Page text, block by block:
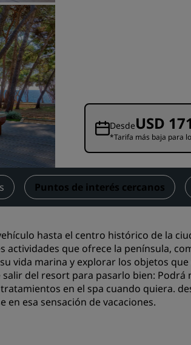
de reuniones
eventos
Hotels
Hoteles
Visita
Cómo
Cómo
Bookers
DesdeUSD
*Tarifa más baja para
Puntos de interés cercanos
hasta el centro histórico de la
que ofrece la península,
vida marina y explorar los objetos que
del resort para pasarlo bien: Podrá
en el spa cuando quiera.
esa sensación de vacaciones.